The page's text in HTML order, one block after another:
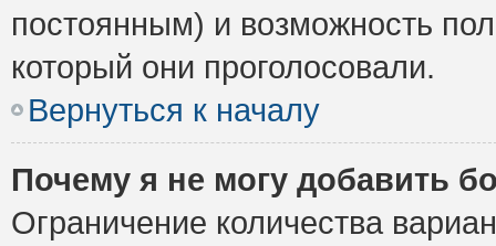
постоянным) и возможность
который они проголосовали.
Вернуться к началу
Почему я не могу добавить
Ограничение количества